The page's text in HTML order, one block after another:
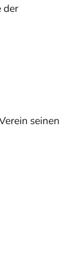
der
seinen